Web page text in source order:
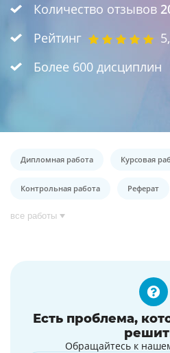
Количество отзывов
Рейтинг
Более 600 дисциплин
Дипломная работа Курсовая
Контрольная работа Реферат
все работы
Есть проблема,
Обращайтесь к